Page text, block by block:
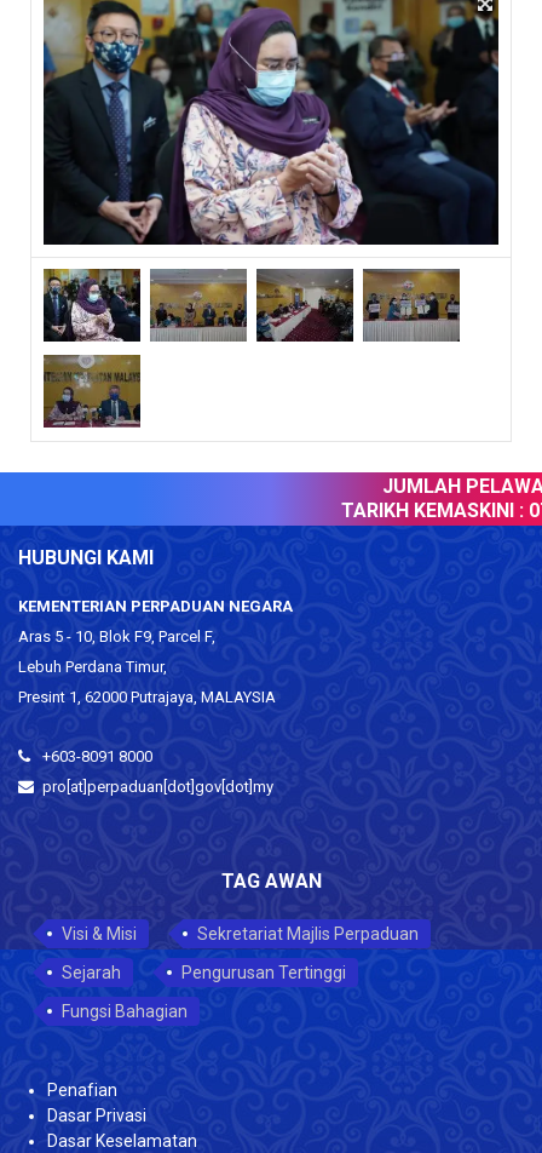
JUMLAH
TARIKH KEMASKINI :
HUBUNGI KAMI
KEMENTERIAN PERPADUAN NEGARA
Aras 5 - 10, Blok F9, Parcel F,
Lebuh Perdana Timur,
Presint 1, 62000 Putrajaya, MALAYSIA
+603-8091 8000
pro[at]perpaduan[dot]gov[dot]my
TAG AWAN
Visi & Misi
Sekretariat Majlis Perpaduan
Sejarah
Pengurusan Tertinggi
Fungsi Bahagian
Penafian
Dasar Privasi
Dasar Keselamatan